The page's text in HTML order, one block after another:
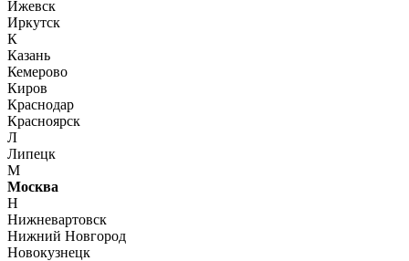
Ижевск
Иркутск
К
Казань
Кемерово
Киров
Краснодар
Красноярск
Л
Липецк
М
Москва
Н
Нижневартовск
Нижний Новгород
Новокузнецк